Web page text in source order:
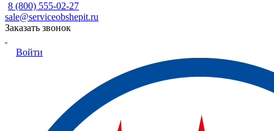
8 (800) 555-02-27
sale@serviceobshepit.ru
Заказать звонок
Войти